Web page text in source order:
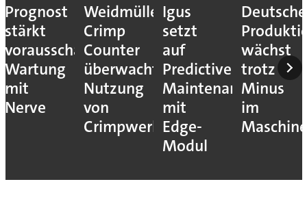
Prognost
stärkt
vorausschauende
Wartung
mit
Nerve
Weidmüller:
Crimp
Counter
überwacht
Nutzung
von
Crimpwerkzeugen
Igus
setzt
auf
Predictive
Maintenance
mit
Edge-
Modul
Deutsche
wächst
trotz
Minus
im